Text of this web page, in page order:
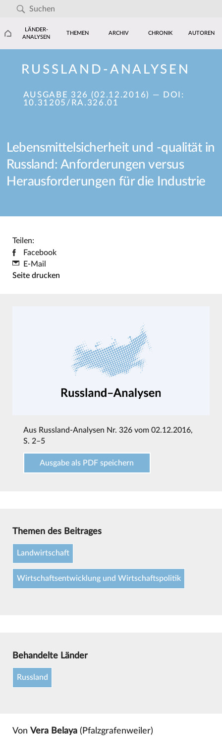
LÄNDER-
ANALYSEN
THEMEN ARCHIV CHRONIK AUTOREN
RUSSLAND-ANALYSEN
AUSGABE 326 (02.12.2016)
— DOI:
10.31205/RA.326.01
Lebensmittelsicherheit und -qualität in
Russland: Anforderungen versus
Herausforderungen für die Industrie
Teilen:
Facebook
E-Mail
Seite drucken
Aus Russland-Analysen Nr. 326 vom 02.12.2016,
S. 2–5
Ausgabe als PDF speichern
Themen des Beitrages
Landwirtschaft
Wirtschaftsentwicklung und Wirtschaftspolitik
Behandelte Länder
Russland
Von Vera Belaya(Pfalzgrafenweiler)